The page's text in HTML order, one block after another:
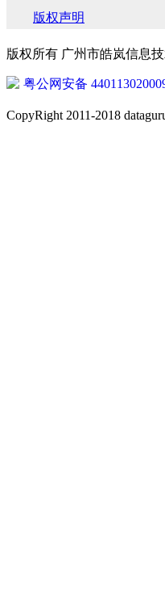
版权声明
版权所有 广州市皓岚信息
粤公网安备
CopyRight 2011-2018